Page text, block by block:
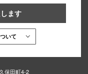
ます
いて
保田町4-2